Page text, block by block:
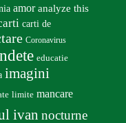
amor analyze this
carti de
Coronavirus
educatie
imagini
limite mancare
ivan nocturne